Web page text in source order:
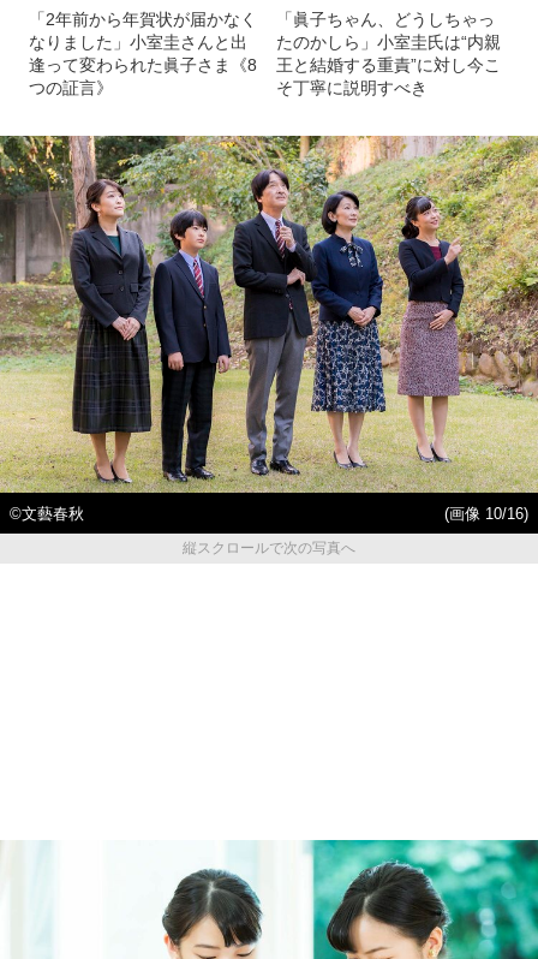
「2年前から年賀状が届かなく
なりました」小室圭さんと出
逢って変わられた眞子さま《8
つの証言》
「眞子ちゃん、どうしちゃっ
たのかしら」小室圭氏は“内親
王と結婚する重責”に対し今こ
そ丁寧に説明すべき
©文藝春秋
(画像 10/16)
縦スクロールで次の写真へ